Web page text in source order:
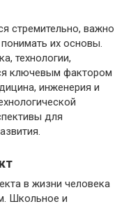
стремительно, важно
их основы.
технологии,
ключевым фактором
инженерия и
для
в жизни человека
Школьное и